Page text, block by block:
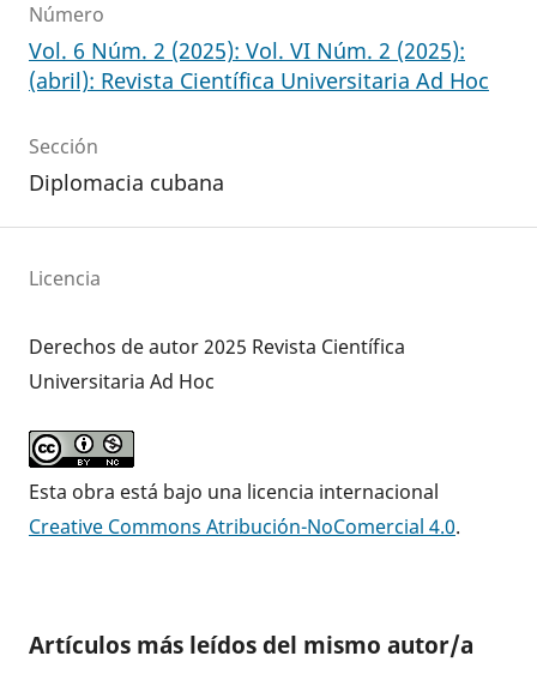
Número
Vol. 6 Núm. 2 (2025): Vol. VI Núm. 2 (2025):
(abril): Revista Científica Universitaria Ad Hoc
Sección
Diplomacia cubana
Licencia
Derechos de autor 2025 Revista Científica
Universitaria Ad Hoc
Esta obra está bajo una licencia internacional
Creative Commons Atribución-NoComercial 4.0.
Artículos más leídos del mismo autor/a